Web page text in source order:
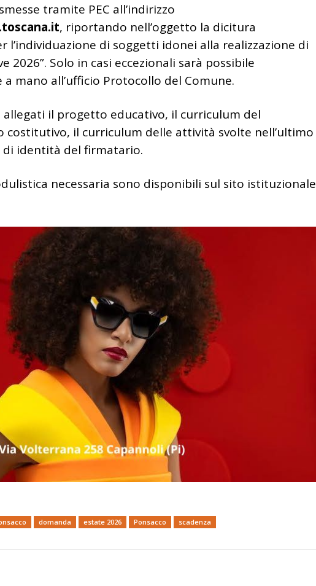
tramite PEC all’indirizzo
, riportando nell’oggetto la dicitura
l’individuazione di soggetti idonei alla realizzazione di
Solo in casi eccezionali sarà possibile
mano all’ufficio Protocollo del Comune.
il progetto educativo, il curriculum del
costitutivo, il curriculum delle attività svolte nell’ultimo
di identità del firmatario.
necessaria sono disponibili sul sito istituzionale
domanda estate 2026 Ponsacco scadenza